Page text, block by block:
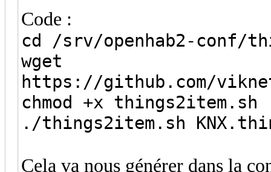
Code :
cd /srv/openhab2-conf/
wget
https://github.com/
chmod +x things2item.sh
./things2item.sh
Cela va nous générer dans la